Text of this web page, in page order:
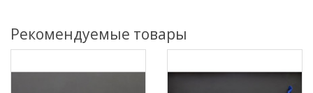
Рекомендуемые товары